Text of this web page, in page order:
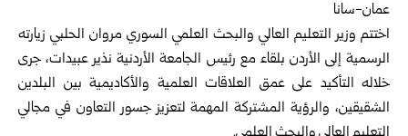
عمان-سانا
اختتم وزير التعليم العالي والبحث العلمي السوري مروان الحلبي زيارته
الرسمية إلى الأردن بلقاء مع رئيس الجامعة الأردنية نذير عبيدات، جرى
خلاله التأكيد على عمق العلاقات العلمية والأكاديمية بين البلدين
الشقيقين، والرؤية المشتركة المهمة لتعزيز جسور التعاون في مجالي